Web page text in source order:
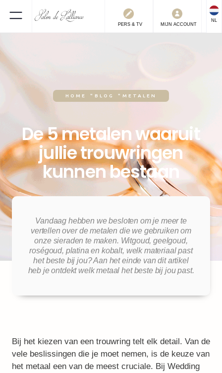
PERS & TV MIJN ACCOUNT
NL
HOME " BLOG " METALEN
De 5 metalen waaruit
jullie trouwringen
kunnen bestaan
Vandaag hebben we besloten om je meer te
vertellen over de metalen die we gebruiken om
onze sieraden te maken. Witgoud, geelgoud,
roségoud, platina en kobalt, welk materiaal past
het beste bij jou? Aan het einde van dit artikel
heb je ontdekt welk metaal het beste bij jou past.
Bij het kiezen van een trouwring telt elk detail. Van de
vele beslissingen die je moet nemen, is de keuze van
het metaal een van de meest cruciale. Bij Wedding